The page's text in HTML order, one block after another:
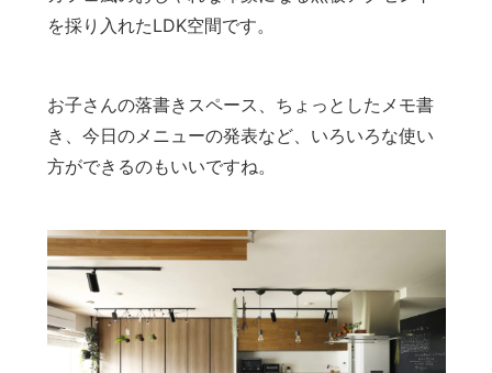
を採り入れたLDK空間です。
お子さんの落書きスペース、ちょっとしたメモ書
き、今日のメニューの発表など、いろいろな使い
方ができるのもいいですね。